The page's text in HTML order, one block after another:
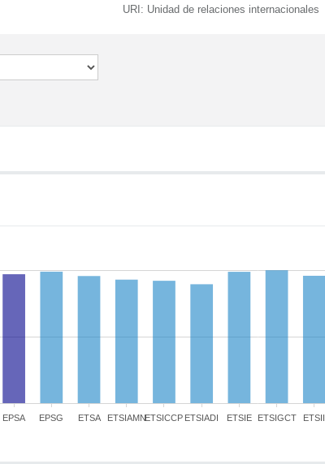
URI: Unidad de relaciones internacionales
EPSA EPSG ETSA ETSIAMNETSICCP ETSIADI ETSIE ETSIGCT ETSII